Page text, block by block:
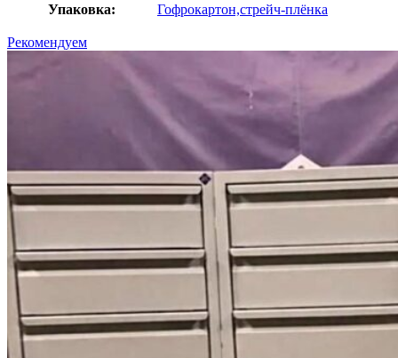
Упаковка: Гофрокартон,стрейч-плёнка
Рекомендуем